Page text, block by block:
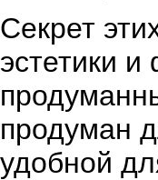
Секрет
эстетики
продуман
удобной